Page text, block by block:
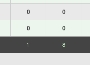
0 0
0 0
1 8